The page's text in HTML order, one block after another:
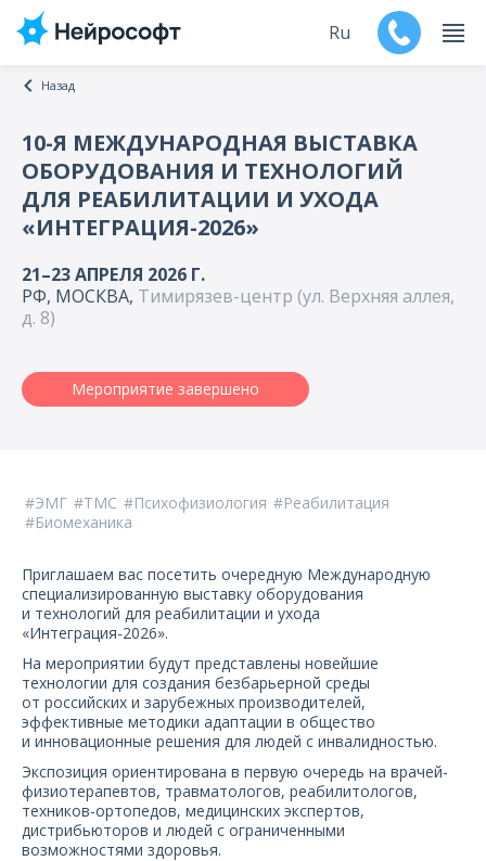
Продукты
Поддержка
Контакты
Обучение
О компании
Ru
Назад
10-Я МЕЖДУНАРОДНАЯ ВЫСТАВКА
ОБОРУДОВАНИЯ И ТЕХНОЛОГИЙ
ДЛЯ РЕАБИЛИТАЦИИ И УХОДА
«ИНТЕГРАЦИЯ-2026»
21–23 АПРЕЛЯ 2026 Г.
РФ, МОСКВА, Тимирязев-центр (ул. Верхняя аллея,
д. 8)
Мероприятие завершено
ЭМГ ТМС Психофизиология
Реабилитация
Биомеханика
Приглашаем вас посетить очередную Международную
специализированную выставку оборудования
и технологий для реабилитации и ухода
«Интеграция-2026».
На мероприятии будут представлены новейшие
технологии для создания безбарьерной среды
от российских и зарубежных производителей,
эффективные методики адаптации в общество
и инновационные решения для людей с инвалидностью.
Экспозиция ориентирована в первую очередь на врачей-
физиотерапевтов, травматологов, реабилитологов,
техников-ортопедов, медицинских экспертов,
дистрибьюторов и людей с ограниченными
возможностями здоровья.